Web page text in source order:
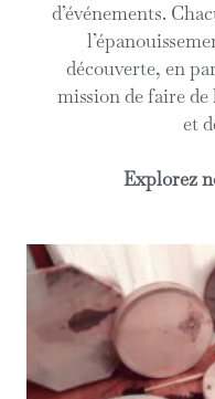
d’événements.
découverte, en
mission de faire
et
Explorez